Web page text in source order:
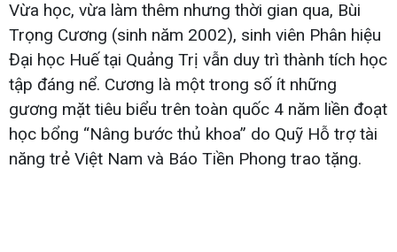
Vừa học, vừa làm thêm nhưng thời gian qua, Bùi
Trọng Cương (sinh năm 2002), sinh viên Phân hiệu
Đại học Huế tại Quảng Trị vẫn duy trì thành tích học
tập đáng nể. Cương là một trong số ít những
gương mặt tiêu biểu trên toàn quốc 4 năm liền đoạt
học bổng “Nâng bước thủ khoa” do Quỹ Hỗ trợ tài
năng trẻ Việt Nam và Báo Tiền Phong trao tặng.